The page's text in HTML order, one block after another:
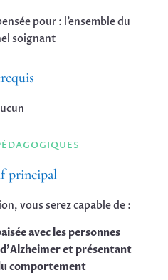
pour : l’ensemble du
soignant
principal
vous serez capable de :
avec les personnes
et présentant
comportement